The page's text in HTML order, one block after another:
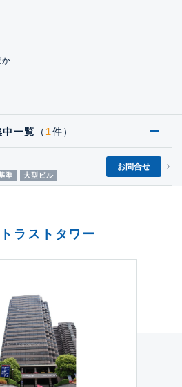
中一覧 （ 1件）
準 大型ビル
お問合せ
ラストタワー